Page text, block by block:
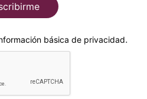
básica de privacidad.